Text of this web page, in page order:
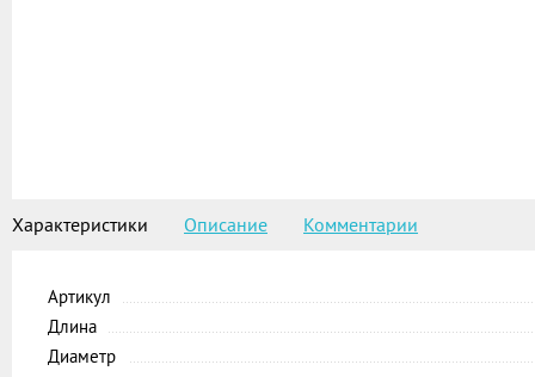
Характеристики Описание Комментарии
Артикул
Длина
Диаметр